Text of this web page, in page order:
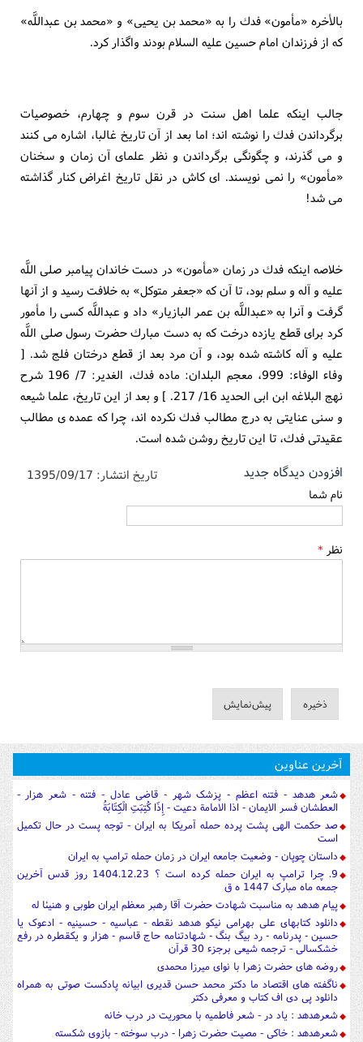
بالأخره «مأمون» فدك را به «محمد بن يحيى» و «محمد بن عبداللَّه»
كه از فرزندان امام حسين عليه السلام بودند واگذار كرد.
جالب اينكه علما اهل سنت در قرن سوم و چهارم، خصوصيات
برگرداندن فدك را نوشته اند؛ اما بعد از آن تاريخ غالبا، اشاره مى كنند
و مى گذرند، و چگونگى برگرداندن و نظر علماى آن زمان و سخنان
«مأمون» را نمى نويسند. اى كاش در نقل تاريخ اغراض كنار گذاشته
مى شد!
خلاصه اينكه فدك در زمان «مأمون» در دست خاندان پيامبر صلى اللَّه
عليه و آله و سلم بود، تا آن كه «جعفر متوكل» به خلافت رسيد و از آنها
گرفت و آنرا به «عبداللَّه بن عمر البازيار» داد و عبداللَّه كسى را مأمور
كرد براى قطع يازده درخت كه به دست مبارك حضرت رسول صلى اللَّه
عليه و آله كاشته شده بود، و آن مرد بعد از قطع درختان فلج شد. [
وفاء الوفاء: 999، معجم البلدان: ماده فدك، الغدير: 7/ 196 شرح
نهج البلاغه ابن ابى الحديد 16/ 217. ] و بعد از اين تاريخ، علما شيعه
و سنى عنايتى به درج مطالب فدك نكرده اند، چرا كه عمده ى مطالب
عقيدتى فدك، تا اين تاريخ روشن شده است.
تاریخ انتشار: 1395/09/17 افزودن دیدگاه جدید
نام شما
نظر *
آخرین عناوین
شعر هدهد - فتنه اعظم - پزشک شهر - قاضی عادل - فتنه - شعر هزار -
العطشان فسر الایمان - اذا الامامة دعیت - إِذَا كُتِبَتِ الْكِتَابَةُ
صد حکمت الهی پشت پرده حمله آمریکا به ایران - توجه پست در حال تکمیل
است
داستان چوپان - وضعیت جامعه ایران در زمان حمله ترامپ به ایران
9. چرا ترامپ به ایران حمله کرده است ؟ 1404.12.23 روز قدس آخرین
جمعه ماه مبارک 1447 ه ق
پیام هدهد به مناسبت شهادت حضرت آقا رهبر معظم ایران طوبی و هنیئا له
دانلود کتابهای علی بهرامی نیکو هدهد نقطه - عباسیه - حسینیه - ادعوک یا
حسین - پدرنامه - رد بیگ بنگ - شهادتنامه حاج قاسم - هزار و یکقطره در رفع
خشکسالی - ترجمه شیعی برجزء 30 قرآن
روضه های حضرت زهرا با نوای میرزا محمدی
ناگفته های اقتصاد ما دکتر محمد حسن قدیری ابیانه پادکست صوتی به همراه
دانلود پی دی اف کتاب و معرفی دکتر
شعرهدهد : یاد در - شعر فاطمیه با محوریت در درب خانه
شعرهدهد : خاکی - مصیت حضرت زهرا - درب سوخته - بازوی شکسته